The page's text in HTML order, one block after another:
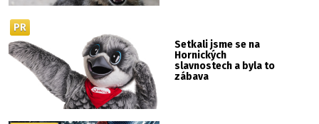
Setkali jsme se na
Hornických
slavnostech a byla to
zábava
PR